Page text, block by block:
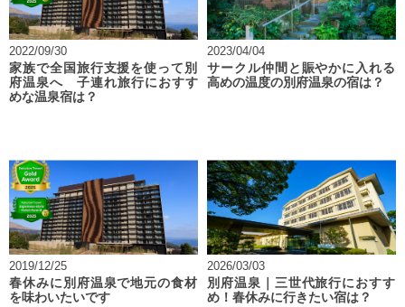
2022/09/30
家族で全国旅行支援を使って別
府温泉へ 子連れ旅行におすす
めな温泉宿は？
2023/04/04
サークル仲間と賑やかに入れる
高めの温度の別府温泉の宿は？
2019/12/25
春休みに別府温泉で地元の食材
を味わいたいです
2026/03/03
別府温泉｜三世代旅行におすす
め！春休みに行きたい宿は？